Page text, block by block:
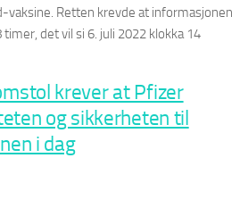
vaksine. Retten krevde at informasjonen
det vil si 6. juli 2022 klokka 14
krever at Pfizer
og sikkerheten til
i dag